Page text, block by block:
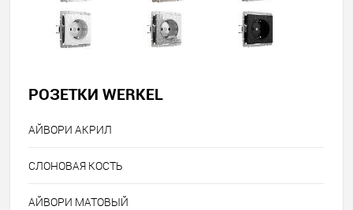
РОЗЕТКИ WERKEL
АЙВОРИ АКРИЛ
СЛОНОВАЯ КОСТЬ
АЙВОРИ МАТОВЫЙ